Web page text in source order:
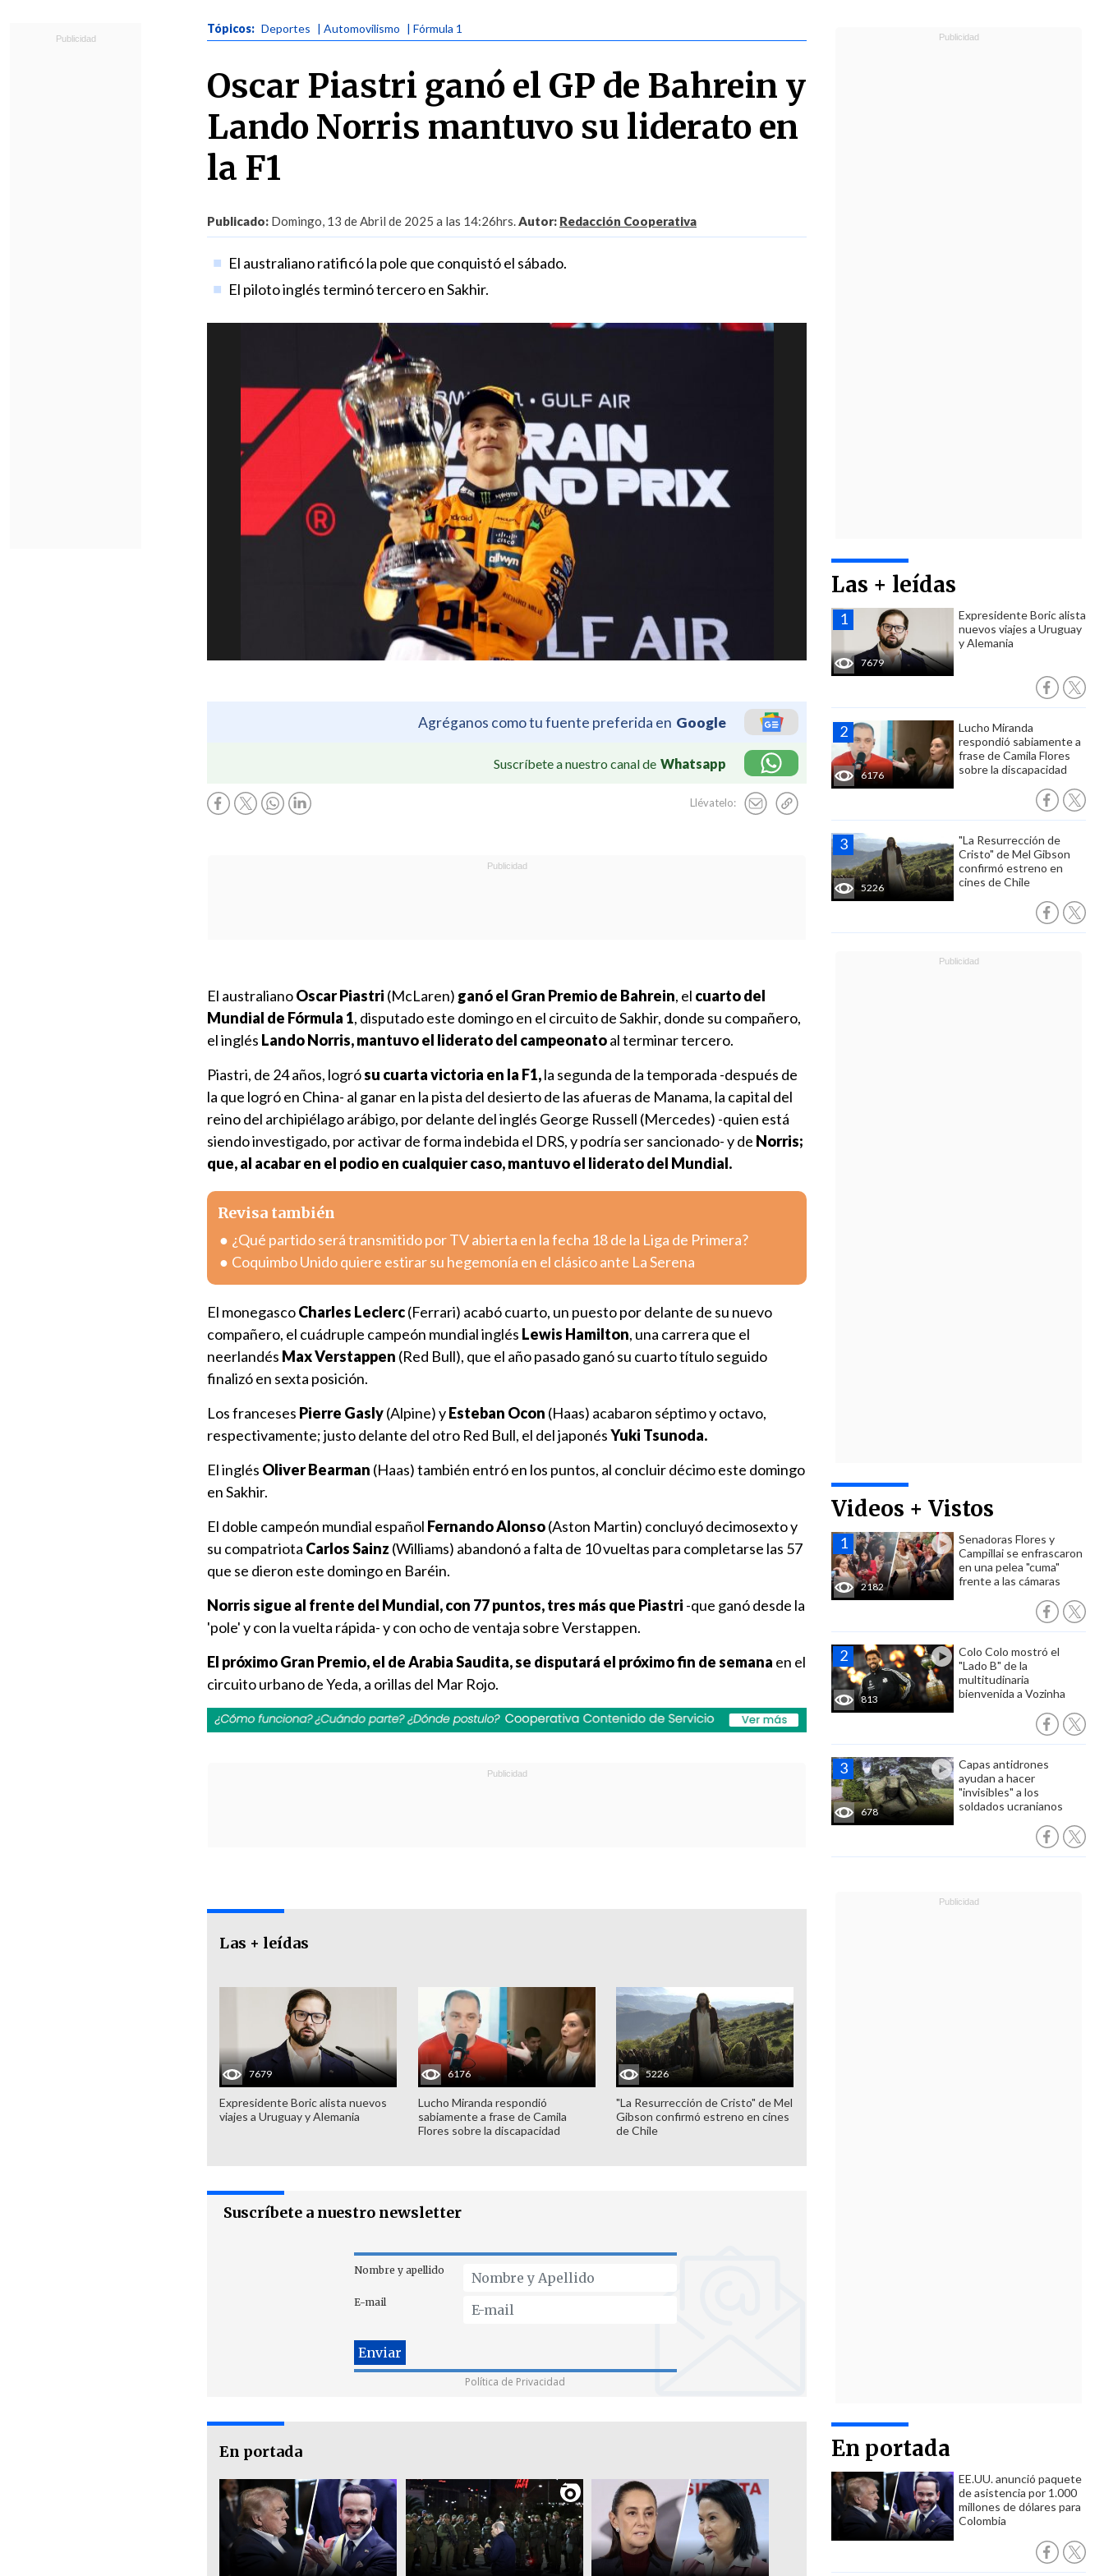
Tópicos: Deportes | Automovilismo | Fórmula 1
Oscar Piastri ganó el GP de Bahrein y
Lando Norris mantuvo su liderato en
la F1
Publicado: Domingo, 13 de Abril de 2025 a las 14:26hrs.Autor: Redacción Cooperativa
El australiano ratificó la pole que conquistó el sábado.
El piloto inglés terminó tercero en Sakhir.
Agréganos como tu fuente preferida en Google
Suscríbete a nuestro canal de Whatsapp
Llévatelo:
Las + leídas
7679
Expresidente Boric alista
nuevos viajes a Uruguay
y Alemania
6176
Lucho Miranda
respondió sabiamente a
frase de Camila Flores
sobre la discapacidad
5226
"La Resurrección de
Cristo" de Mel Gibson
confirmó estreno en
cines de Chile
Videos + Vistos
2182
Senadoras Flores y
Campillai se enfrascaron
en una pelea "cuma"
frente a las cámaras
813
Colo Colo mostró el
"Lado B" de la
multitudinaria
bienvenida a Vozinha
678
Capas antidrones
ayudan a hacer
"invisibles" a los
soldados ucranianos
En portada
EE.UU. anunció paquete
de asistencia por 1.000
millones de dólares para
Colombia
El australianoOscar Piastri (McLaren) ganó el Gran Premio de Bahrein, el cuarto del
Mundial de Fórmula 1, disputado este domingo en el circuito de Sakhir, donde su compañero,
el inglés Lando Norris, mantuvo el liderato del campeonatoal terminar tercero.
Piastri, de 24 años, logrósu cuarta victoria en la F1,la segunda de la temporada -después de
la que logró en China- al ganar en la pista del desierto de las afueras de Manama, la capital del
reino del archipiélago arábigo, por delante del inglés George Russell (Mercedes) -quien está
siendo investigado, por activar de forma indebida el DRS, y podría ser sancionado- y de Norris;
que, al acabar en el podio en cualquier caso, mantuvo el liderato del Mundial.
Revisa también
¿Qué partido será transmitido por TV abierta en la fecha 18 de la Liga de Primera?
Coquimbo Unido quiere estirar su hegemonía en el clásico ante La Serena
El monegascoCharles Leclerc(Ferrari) acabó cuarto, un puesto por delante de su nuevo
compañero, el cuádruple campeón mundial inglés Lewis Hamilton, una carrera que el
neerlandés Max Verstappen (Red Bull), que el año pasado ganó su cuarto título seguido
finalizó en sexta posición.
Los franceses Pierre Gasly(Alpine) yEsteban Ocon (Haas) acabaron séptimo y octavo,
respectivamente; justo delante del otro Red Bull, el del japonésYuki Tsunoda.
El inglés Oliver Bearman (Haas) también entró en los puntos, al concluir décimo este domingo
en Sakhir.
El doble campeón mundial español Fernando Alonso(Aston Martin) concluyó decimosexto y
su compatriota Carlos Sainz (Williams) abandonó a falta de 10 vueltas para completarse las 57
que se dieron este domingo en Baréin.
Norris sigue al frente del Mundial, con 77 puntos, tres más que Piastri -que ganó desde la
'pole' y con la vuelta rápida- y con ocho de ventaja sobre Verstappen.
El próximo Gran Premio, el de Arabia Saudita, se disputará el próximo fin de semana en el
circuito urbano de Yeda, a orillas del Mar Rojo.
Las + leídas
7679
Expresidente Boric alista nuevos
viajes a Uruguay y Alemania
6176
Lucho Miranda respondió
sabiamente a frase de Camila
Flores sobre la discapacidad
5226
"La Resurrección de Cristo" de Mel
Gibson confirmó estreno en cines
de Chile
Suscríbete a nuestro newsletter
Nombre y apellido
E-mail
Política de Privacidad
En portada